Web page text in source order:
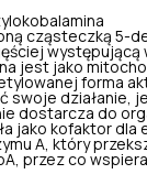
cząsteczką 5-
występującą
jest jako
forma
swoje działanie,
dostarcza do
jako kofaktor dla
A, który
przez co